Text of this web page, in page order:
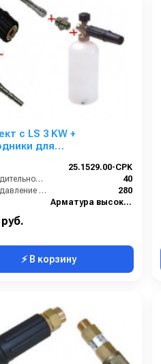
с LS 3 KW +
для
25.1529.00-CPK
Производительность (л/мин):
40
Рабочее давление (бар):
280
Арматура высокого давления
⚡ В корзину